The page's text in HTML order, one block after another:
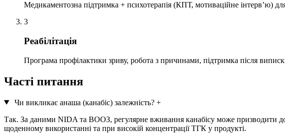
Медикаментозна підтримка + психотерапія (КПТ, мотиваційне інтервʼю) для
3
Реабілітація
Програма профілактики зриву, робота з причинами, підтримка після
Часті питання
Чи викликає анаша (канабіс) залежність? +
Так. За даними NIDA та ВООЗ, регулярне вживання канабісу може призводити
щоденному використанні та при високій концентрації ТГК у продукті.